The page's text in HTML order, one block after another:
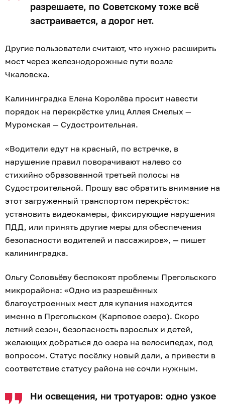
разрешаете, по Советскому тоже всё
застраивается, а дорог нет.
Другие пользователи считают, что нужно расширить
мост через железнодорожные пути возле
Чкаловска.
Калининградка Елена Королёва просит навести
порядок на перекрёстке улиц Аллея Смелых —
Муромская — Судостроительная.
«Водители едут на красный, по встречке, в
нарушение правил поворачивают налево со
стихийно образованной третьей полосы на
Судостроительной. Прошу вас обратить внимание на
этот загруженный транспортом перекрёсток:
установить видеокамеры, фиксирующие нарушения
ПДД, или принять другие меры для обеспечения
безопасности водителей и пассажиров», — пишет
калининградка.
Ольгу Соловьёву беспокоят проблемы Прегольского
микрорайона: «Одно из разрешённых
благоустроенных мест для купания находится
именно в Прегольском (Карповое озеро). Скоро
летний сезон, безопасность взрослых и детей,
желающих добраться до озера на велосипедах, под
вопросом. Статус посёлку новый дали, а привести в
соответствие статусу района не сочли нужным.
Ни освещения, ни тротуаров: одно узкое